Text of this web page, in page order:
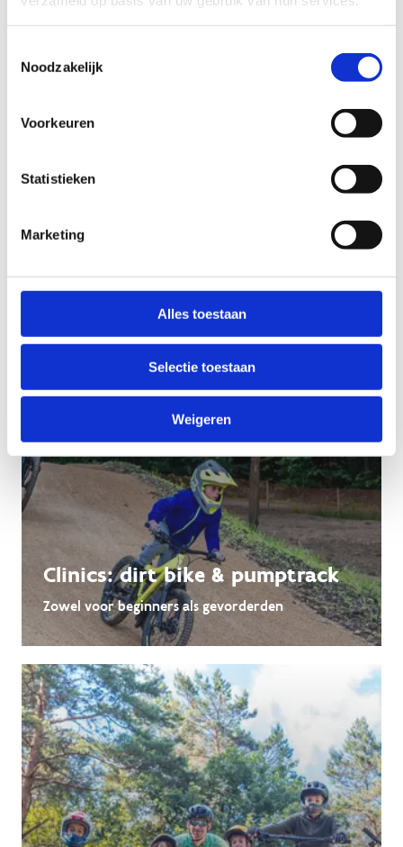
Noodzakelijk
Voorkeuren
Statistieken
Marketing
Alles toestaan
Selectie toestaan
Weigeren
Gewenningslessen ponyrijden
Van 6 tot 8 jaar
Clinics: dirt bike & pumptrack
Zowel voor beginners als gevorderden